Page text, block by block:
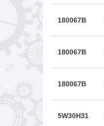
180067B
180067B
180067B
5W30H31